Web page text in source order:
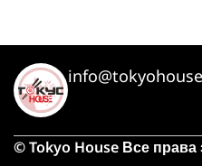
© Tokyo House Все